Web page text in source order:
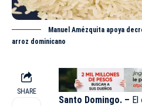
Manuel Amézquita apoya
arroz dominicano
SHARE
Santo Domingo. – El